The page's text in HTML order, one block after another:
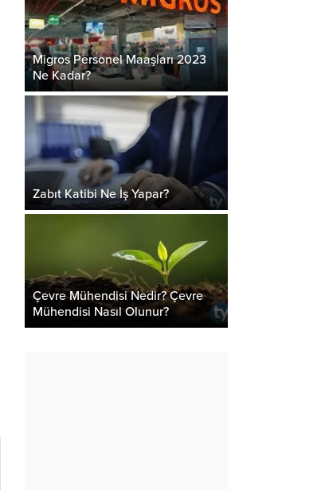
Migros Personel Maaşları 2023
Ne Kadar?
Zabıt Katibi Ne İş Yapar?
Çevre Mühendisi Nedir? Çevre
Mühendisi Nasıl Olunur?